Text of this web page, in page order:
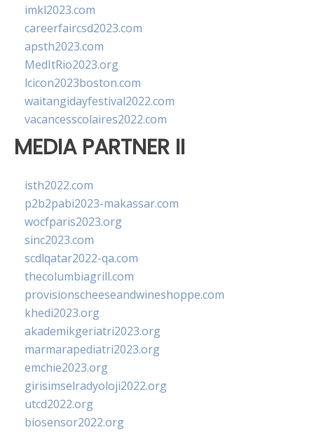
imkl2023.com
careerfaircsd2023.com
apsth2023.com
MedItRio2023.org
lcicon2023boston.com
waitangidayfestival2022.com
vacancesscolaires2022.com
MEDIA PARTNER II
isth2022.com
p2b2pabi2023-makassar.com
wocfparis2023.org
sinc2023.com
scdlqatar2022-qa.com
thecolumbiagrill.com
provisionscheeseandwineshoppe.com
khedi2023.org
akademikgeriatri2023.org
marmarapediatri2023.org
emchie2023.org
girisimselradyoloji2022.org
utcd2022.org
biosensor2022.org